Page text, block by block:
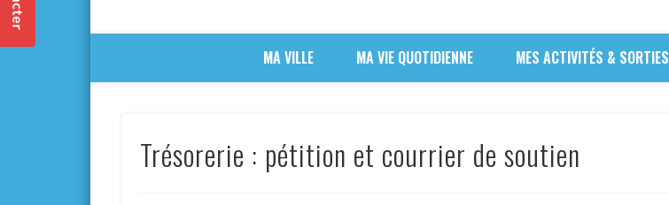
MA VILLE MA VIE QUOTIDIENNE MES ACTIVITÉS & SORTIES
Trésorerie : pétition et courrier de soutien